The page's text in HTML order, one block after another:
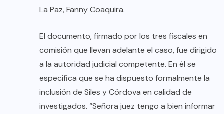
La Paz, Fanny Coaquira.
El documento, firmado por los tres fiscales en
comisión que llevan adelante el caso, fue dirigido
a la autoridad judicial competente. En él se
especifica que se ha dispuesto formalmente la
inclusión de Siles y Córdova en calidad de
investigados. “Señora juez tengo a bien informar